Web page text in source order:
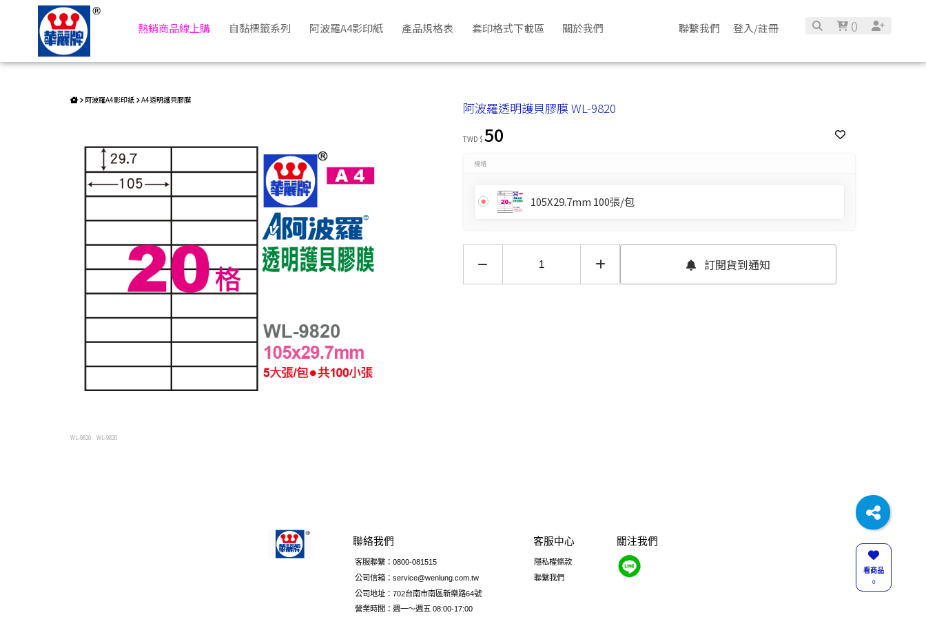
阿波羅透明護貝膠膜 WL-9820 | 華麗牌自粘標籤
聯繫我們 登入/註冊 ()
熱銷商品線上購 自黏標籤系列 阿波羅A4影印紙 產品規格表 套印格式下載區 關於我們
阿波羅A4影印紙 A4透明護貝膠膜
WL-9820 WL-9820
阿波羅透明護貝膠膜 WL-9820
TWD $ 50
規格
105X29.7mm 100張/包
訂閱貨到通知
訂閱貨到通知
聯絡我們
客服聯繫：0800-081515
公司信箱：service@wenlung.com.tw
公司地址：702台南市南區新樂路64號
營業時間：週一～週五 08:00-17:00
客服中心
隱私權條款
聯繫我們
關注我們
看商品
0